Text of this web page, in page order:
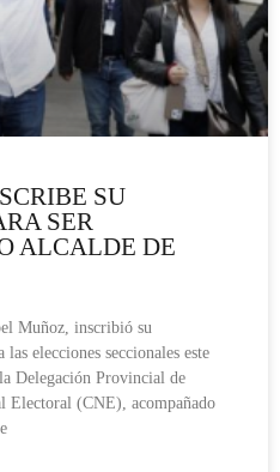
SU
SER
ALCALDE DE
Muñoz, inscribió su
elecciones seccionales este
Delegación Provincial de
Electoral (CNE), acompañado